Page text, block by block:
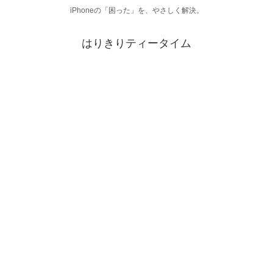
iPhoneの「困った」を、やさしく解決。
はりきりティータイム